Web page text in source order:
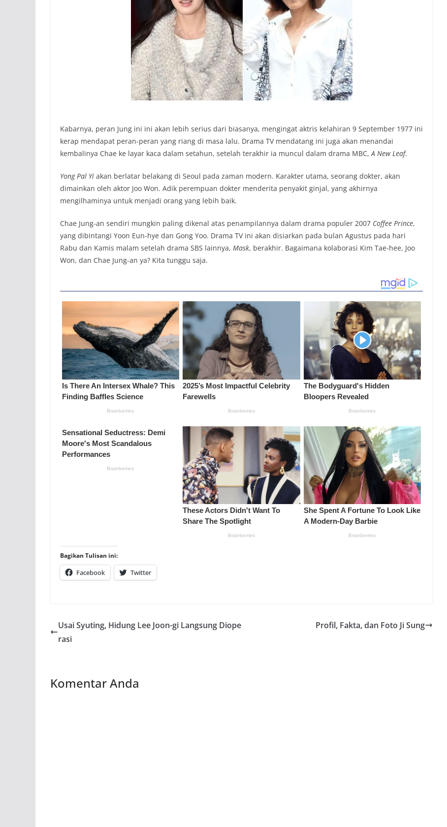
Kabarnya, peran Jung ini ini akan lebih serius dari biasanya, mengingat aktris kelahiran 9 September 1977 ini
kerap mendapat peran-peran yang riang di masa lalu. Drama TV mendatang ini juga akan menandai
kembalinya Chae ke layar kaca dalam setahun, setelah terakhir ia muncul dalam drama MBC, A New Leaf.
Yong Pal Yi akan berlatar belakang di Seoul pada zaman modern. Karakter utama, seorang dokter, akan
dimainkan oleh aktor Joo Won. Adik perempuan dokter menderita penyakit ginjal, yang akhirnya
mengilhaminya untuk menjadi orang yang lebih baik.
Chae Jung-an sendiri mungkin paling dikenal atas penampilannya dalam drama populer 2007 Coffee Prince,
yang dibintangi Yoon Eun-hye dan Gong Yoo. Drama TV ini akan disiarkan pada bulan Agustus pada hari
Rabu dan Kamis malam setelah drama SBS lainnya, Mask, berakhir. Bagaimana kolaborasi Kim Tae-hee, Joo
Won, dan Chae Jung-an ya? Kita tunggu saja.
Bagikan Tulisan ini:
Facebook Twitter
Usai Syuting, Hidung Lee Joon-gi Langsung Diope
rasi
Profil, Fakta, dan Foto Ji Sung
Komentar Anda